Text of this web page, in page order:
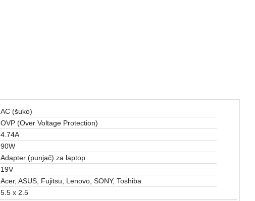
AC (šuko)
OVP (Over Voltage Protection)
4.74A
90W
Adapter (punjač) za laptop
19V
Acer, ASUS, Fujitsu, Lenovo, SONY, Toshiba
5.5 x 2.5